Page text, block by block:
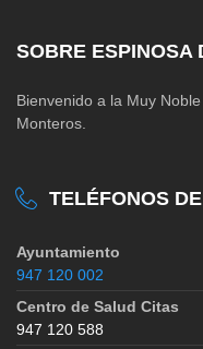
SOBRE ESPINOSA
Bienvenido a la Muy
Monteros.
TELÉFONOS
Ayuntamiento
947 120 002
Centro de Salud Citas
947 120 588